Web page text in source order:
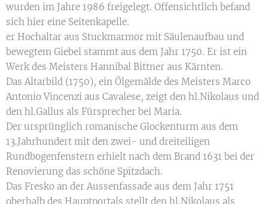
wurden im Jahre 1986 freigelegt. Offensichtlich befand
sich hier eine Seitenkapelle.
er Hochaltar aus Stuckmarmor mit Säulenaufbau und
bewegtem Giebel stammt aus dem Jahr 1750. Er ist ein
Werk des Meisters Hannibal Bittner aus Kärnten.
Das Altarbild (1750), ein Ölgemälde des Meisters Marco
Antonio Vincenzi aus Cavalese, zeigt den hl.Nikolaus und
den hl.Gallus als Fürsprecher bei Maria.
Der ursprünglich romanische Glockenturm aus dem
13.Jahrhundert mit den zwei- und dreiteiligen
Rundbogenfenstern erhielt nach dem Brand 1631 bei der
Renovierung das schöne Spitzdach.
Das Fresko an der Aussenfassade aus dem Jahr 1751
oberhalb des Hauptportals stellt den hl.Nikolaus als